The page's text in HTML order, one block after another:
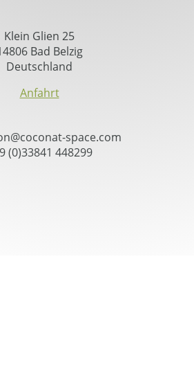
Klein Glien 25
Bad Belzig
Deutschland
Anfahrt
space.com
(0)33841 448299